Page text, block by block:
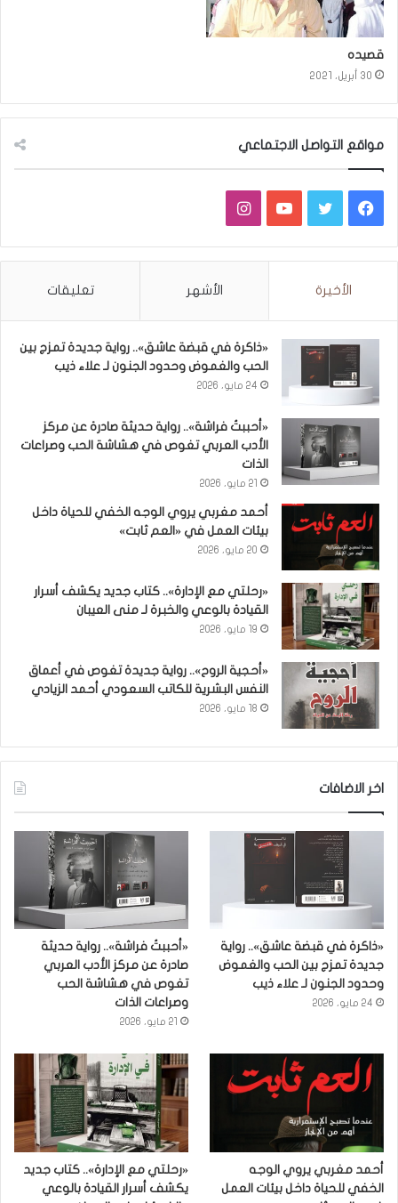
قصيده
30 أبريل، 2021
مواقع التواصل الاجتماعي
فيسبوكتويتر يوتيوبانستقرام
الأخيرة الأشهر تعليقات
«ذاكرة في قبضة عاشق».. رواية جديدة تمزج بين
الحب والغموض وحدود الجنون لـ علاء ذيب
24 مايو، 2026
«أحببتُ فراشة».. رواية حديثة صادرة عن مركز
الأدب العربي تغوص في هشاشة الحب وصراعات
الذات
21 مايو، 2026
أحمد مغربي يروي الوجه الخفي للحياة داخل
بيئات العمل في «العم ثابت»
20 مايو، 2026
«رحلتي مع الإدارة».. كتاب جديد يكشف أسرار
القيادة بالوعي والخبرة لـ منى العيبان
19 مايو، 2026
«أحجية الروح».. رواية جديدة تغوص في أعماق
النفس البشرية للكاتب السعودي أحمد الزيادي
18 مايو، 2026
اخر الاضافات
«ذاكرة في قبضة عاشق».. رواية
جديدة تمزج بين الحب والغموض
وحدود الجنون لـ علاء ذيب
24 مايو، 2026
«أحببتُ فراشة».. رواية حديثة
صادرة عن مركز الأدب العربي
تغوص في هشاشة الحب
وصراعات الذات
21 مايو، 2026
أحمد مغربي يروي الوجه
الخفي للحياة داخل بيئات العمل
«رحلتي مع الإدارة».. كتاب جديد
يكشف أسرار القيادة بالوعي